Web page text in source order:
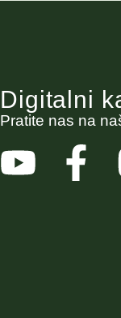
Digitalni
Pratite nas na